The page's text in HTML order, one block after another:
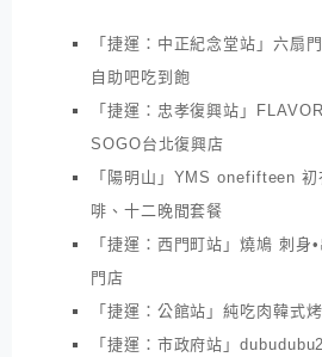
「捷運：中正紀念堂站」六扇
自助吧吃到飽
「捷運：忠孝復興站」
SOGO台北復興店
「陽明山」YMS onefifteen
啡、十二晚間套餐
「捷運：西門町站」燒鳩 刺身
門店
「捷運：公館站」純吃肉韓式
「捷運：市政府站」